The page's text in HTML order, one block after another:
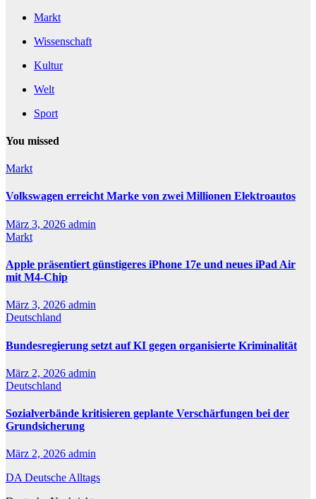
Markt
Wissenschaft
Kultur
Welt
Sport
You missed
Markt
Volkswagen erreicht Marke von zwei Millionen Elektroautos
März 3, 2026 admin
Markt
Apple präsentiert günstigeres iPhone 17e und neues iPad Air
mit M4-Chip
März 3, 2026 admin
Deutschland
Bundesregierung setzt auf KI gegen organisierte Kriminalität
März 2, 2026 admin
Deutschland
Sozialverbände kritisieren geplante Verschärfungen bei der
Grundsicherung
März 2, 2026 admin
DA Deutsche Alltags